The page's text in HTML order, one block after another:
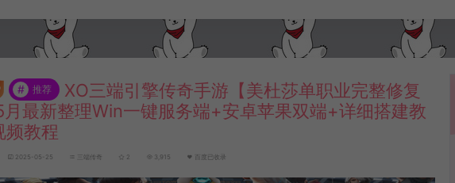
# 推荐
XO三端引擎传奇手游【美杜莎单职业完整修复
月最新整理Win一键服务端+安卓苹果双端+详细搭建教
频教程
2025-05-25 三端传奇 2 3,915 百度已收录